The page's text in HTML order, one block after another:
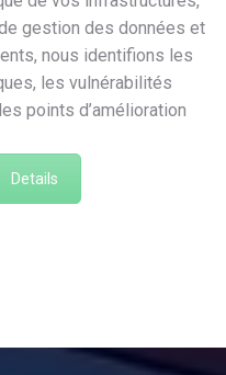
gestion des données et
nous identifions les
les vulnérabilités
points d’amélioration
Details